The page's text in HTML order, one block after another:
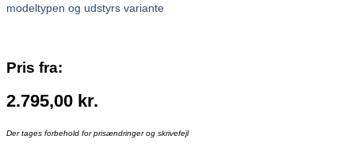
modeltypen og udstyrs variante
Pris fra:
2.795,00 kr.
Der tages forbehold for prisændringer og skrivefejl